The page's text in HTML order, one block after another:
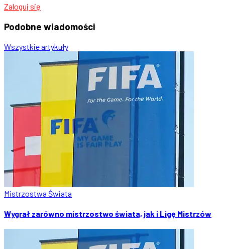
Zaloguj się
Podobne wiadomości
Wszystkie artykuły
Mistrzostwa Świata
Wygrał zarówno mistrzostwo świata, jak i Ligę Mistrzów